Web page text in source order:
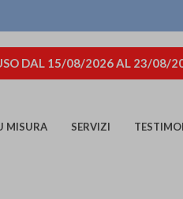
DAL 15/08/2026 AL 23/08/
MISURA SERVIZI